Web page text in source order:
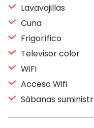
Lavavajillas
Cuna
Frigorífico
Televisor color
WiFi
Acceso Wifi
Sábanas